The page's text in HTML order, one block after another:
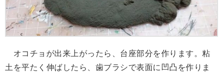
オコチョが出来上がったら、台座部分を作ります。粘
土を平たく伸ばしたら、歯ブラシで表面に凹凸を作りま